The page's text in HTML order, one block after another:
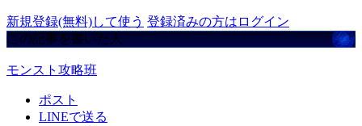
新規登録(無料)して使う 登録済みの方はログイン
この記事を書いた人
モンスト攻略班
ポスト
LINEで送る